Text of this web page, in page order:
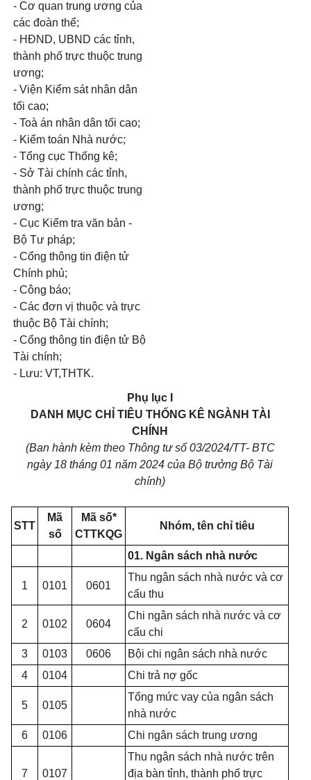
- Cơ quan trung ương của
các đoàn thể;
- HĐND, UBND các tỉnh,
thành phố trực thuộc trung
ương;
- Viện Kiểm sát nhân dân
tối cao;
- Toà án nhân dân tối cao;
- Kiểm toán Nhà nước;
- Tổng cục Thống kê;
- Sở Tài chính các tỉnh,
thành phố trực thuộc trung
ương;
- Cục Kiểm tra văn bản -
Bộ Tư pháp;
- Cổng thông tin điện tử
Chính phủ;
- Công báo;
- Các đơn vị thuộc và trực
thuộc Bộ Tài chính;
- Cổng thông tin điện tử Bộ
Tài chính;
- Lưu: VT,THTK.
Phụ lục I
DANH MỤC CHỈ TIÊU THỐNG KÊ NGÀNH TÀI
CHÍNH
(Ban hành kèm theo Thông tư số 03/2024/TT- BTC
ngày 18 tháng 01 năm 2024 của Bộ trưởng Bộ Tài
chính)
STT
Mã
số
Mã số*
CTTKQG
Nhóm, tên chỉ tiêu
01. Ngân sách nhà nước
1 0101 0601
Thu ngân sách nhà nước và cơ
cấu thu
2 0102 0604
Chi ngân sách nhà nước và cơ
cấu chi
3
0103 0606
Bội chi ngân sách nhà nước
4
0104 Chi trả nợ gốc
5 0105
Tổng mức vay của ngân sách
nhà nước
6
0106 Chi ngân sách trung ương
7 0107
Thu ngân sách nhà nước trên
địa bàn tỉnh, thành phố trực